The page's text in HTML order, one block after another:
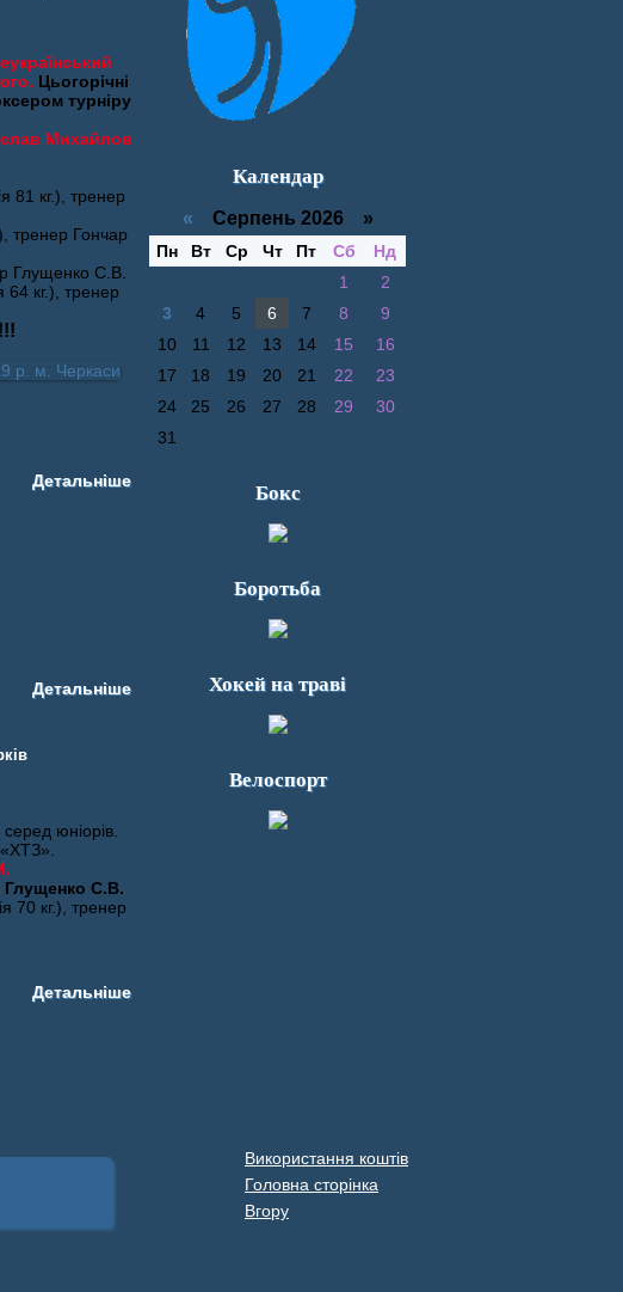
Цьогорічні
турніру
Михайлов
81 кг.), тренер
тренер Гончар
Глущенко С.В.
кг.), тренер
Детальніше
Детальніше
юніорів.
Глущенко С.В.
70 кг.), тренер
Детальніше
Календар
« Серпень 2026 »
Пн Вт Ср Чт Пт Сб
Нд
1
2
3
4 5 6 7 8
9
10
11 12 13 14 15
16
17
18 19 20 21 22
23
24
25 26 27 28 29
30
31
Бокс
Боротьба
Хокей на траві
Велоспорт
Використання коштів
Головна сторінка
Вгору